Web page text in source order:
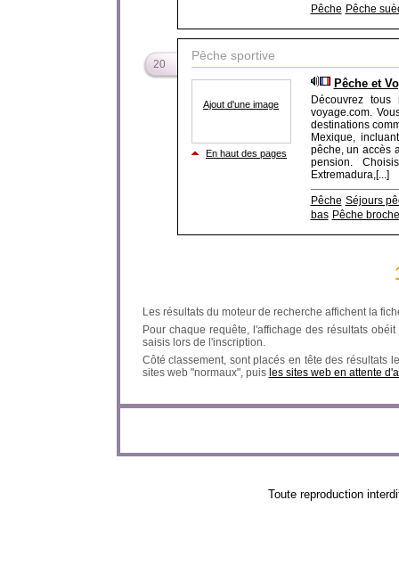
Pêche Pêche
20
Pêche sportive
Ajout d'une image
En haut des pages
Pêche et
Découvrez
voyage.com.
destinations
Mexique,
pêche, un accès
pension.
Extremadura,[...]
Pêche Séjours
bas Pêche
Les résultats du moteur de recherche affichent la
Pour chaque requête, l'affichage des résultats
saisis lors de l'inscription.
Côté classement, sont placés en tête des résultats
sites web "normaux", puis les sites web en attente
Toute reproduction